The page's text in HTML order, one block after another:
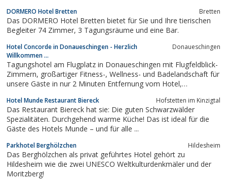
zum Ziel gesetzt, Ihnen bundesweit eine günstige Lösung für Ihre
Seminare und...
DORMERO Hotel Bretten Bretten
Das DORMERO Hotel Bretten bietet für Sie und Ihre tierischen
Begleiter 74 Zimmer, 3 Tagungsräume und eine Bar.
Hotel Concorde in Donaueschingen - Herzlich
Willkommen ...
Donaueschingen
Tagungshotel am Flugplatz in Donaueschingen mit Flugfeldblick-
Zimmern, großartiger Fitness-, Wellness- und Badelandschaft für
unsere Gäste in nur 2 Minuten Entfernung vom Hotel,
Donaueschingen im Schwarzwald.
Hotel Munde Restaurant Biereck Hofstetten im Kinzigtal
Das Restaurant Biereck hat sie: Die guten Schwarzwälder
Spezialitäten. Durchgehend warme Küche! Das ist ideal für die
Gäste des Hotels Munde – und für alle ...
Parkhotel Berghölzchen Hildesheim
Das Berghölzchen als privat geführtes Hotel gehört zu
Hildesheim wie die zwei UNESCO Weltkulturdenkmäler und der
Moritzberg!